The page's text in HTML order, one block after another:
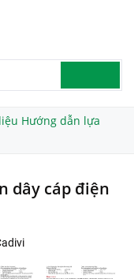
Hướng dẫn lựa
dây cáp điện